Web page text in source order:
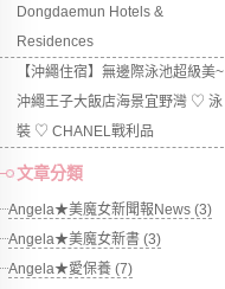
Dongdaemun Hotels &
Residences
【沖繩住宿】無邊際泳池超級美~
沖繩王子大飯店海景宜野灣 ♡ 泳
裝 ♡ CHANEL戰利品
文章分類
Angela★美魔女新聞報News (3)
Angela★美魔女新書 (3)
Angela★愛保養 (7)